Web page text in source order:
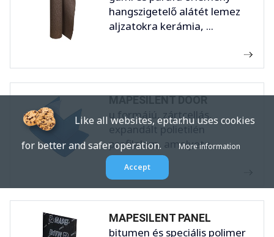
hangszigetelő alátét lemez
aljzatokra kerámia, ...
MAPESILENT DOOR
u formájú, zártcellás,
expandált polietilén
profilelem, amelyeta ...
MAPESILENT PANEL
bitumen és speciális polimer
Like all websites, eptar.hu uses cookies
for better and safer operation.More information
Accept